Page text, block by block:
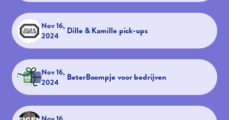
Nov 16,
2024
Dille & Kamille pick-ups
Nov 16,
2024
BeterBoompje voor bedrijven